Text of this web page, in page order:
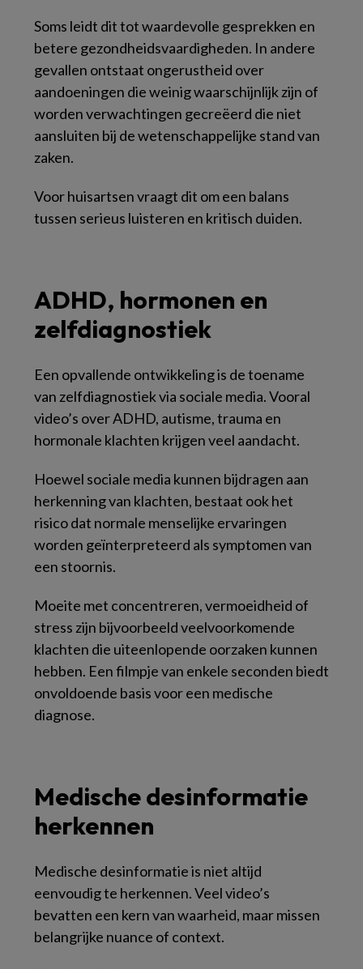
Soms leidt dit tot waardevolle gesprekken en
betere gezondheidsvaardigheden. In andere
gevallen ontstaat ongerustheid over
aandoeningen die weinig waarschijnlijk zijn of
worden verwachtingen gecreëerd die niet
aansluiten bij de wetenschappelijke stand van
zaken.
Voor huisartsen vraagt dit om een balans
tussen serieus luisteren en kritisch duiden.
ADHD, hormonen en
zelfdiagnostiek
Een opvallende ontwikkeling is de toename
van zelfdiagnostiek via sociale media. Vooral
video’s over ADHD, autisme, trauma en
hormonale klachten krijgen veel aandacht.
Hoewel sociale media kunnen bijdragen aan
herkenning van klachten, bestaat ook het
risico dat normale menselijke ervaringen
worden geïnterpreteerd als symptomen van
een stoornis.
Moeite met concentreren, vermoeidheid of
stress zijn bijvoorbeeld veelvoorkomende
klachten die uiteenlopende oorzaken kunnen
hebben. Een filmpje van enkele seconden biedt
onvoldoende basis voor een medische
diagnose.
Medische desinformatie
herkennen
Medische desinformatie is niet altijd
eenvoudig te herkennen. Veel video’s
bevatten een kern van waarheid, maar missen
belangrijke nuance of context.